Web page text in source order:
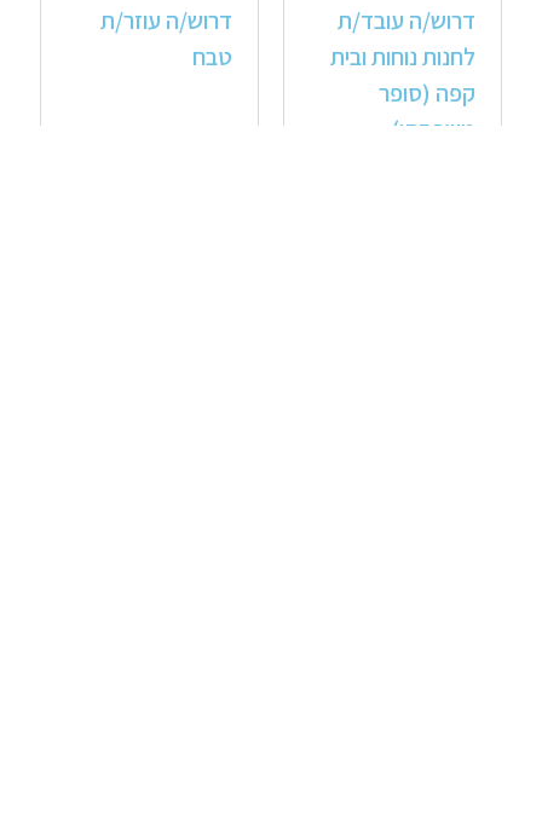
דרוש/ה עובד/ת
לחנות נוחות ובית
קפה (סופר
משפחתי)
דרוש/ה עוזר/ת
טבח